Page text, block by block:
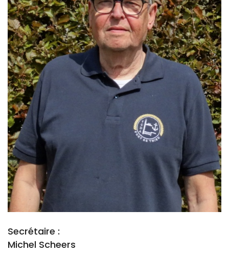
Secrétaire :
Michel Scheers